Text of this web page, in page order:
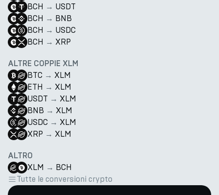
BCH → USDT
BCH → BNB
BCH → USDC
BCH → XRP
ALTRE COPPIE XLM
BTC → XLM
ETH → XLM
USDT → XLM
BNB → XLM
USDC → XLM
XRP → XLM
ALTRO
XLM → BCH
Tutte le conversioni crypto